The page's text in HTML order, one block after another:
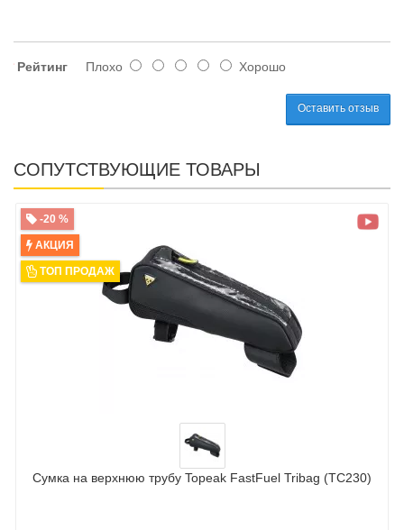
Рейтинг Плохо Хорошо
Оставить отзыв
СОПУТСТВУЮЩИЕ ТОВАРЫ
-20 %
АКЦИЯ
ТОП ПРОДАЖ
Сумка на верхнюю трубу Topeak FastFuel Tribag (TC230)